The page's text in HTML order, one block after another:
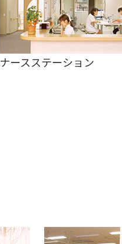
ナースステーション